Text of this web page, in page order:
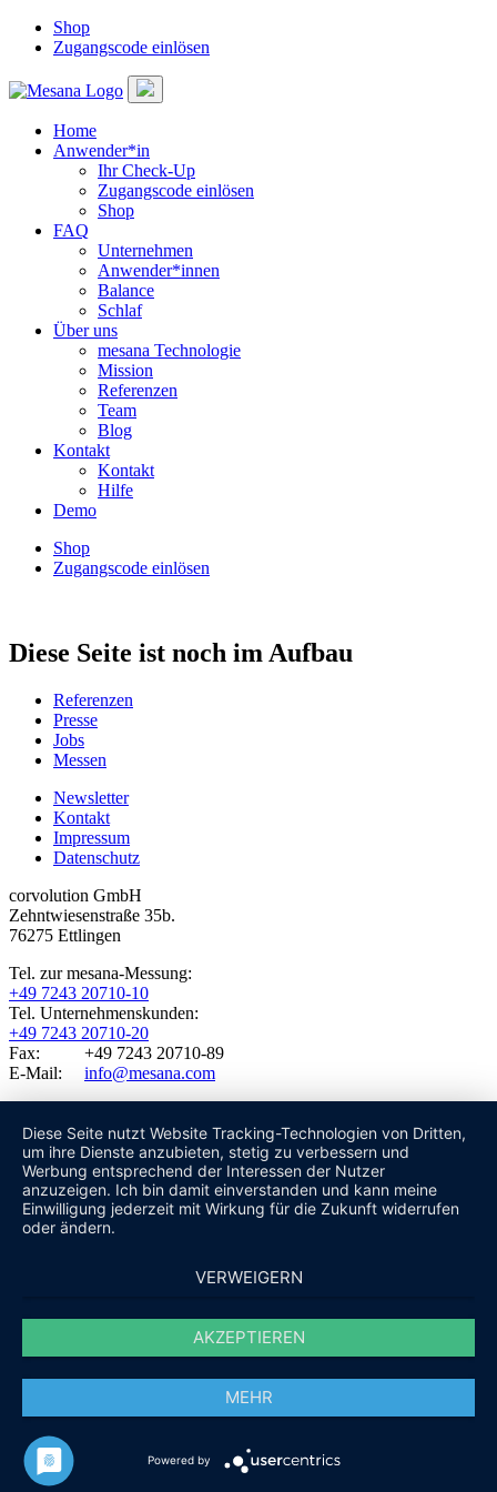
Shop
Zugangscode einlösen
Home
Anwender*in
Ihr Check-Up
Zugangscode einlösen
Shop
FAQ
Unternehmen
Anwender*innen
Balance
Schlaf
Über uns
mesana Technologie
Mission
Referenzen
Team
Blog
Kontakt
Kontakt
Hilfe
Demo
Shop
Zugangscode einlösen
Diese Seite ist noch im Aufbau
Referenzen
Presse
Jobs
Messen
Newsletter
Kontakt
Impressum
Datenschutz
corvolution GmbH
Zehntwiesenstraße 35b.
76275 Ettlingen
Tel. zur mesana-Messung:
+49 7243 20710-10
Tel. Unternehmenskunden:
+49 7243 20710-20
Fax: +49 7243 20710-89
E-Mail: info@mesana.com
Diese Seite nutzt Website Tracking-Technologien von Dritten,
um ihre Dienste anzubieten, stetig zu verbessern und
Werbung entsprechend der Interessen der Nutzer
anzuzeigen. Ich bin damit einverstanden und kann meine
Einwilligung jederzeit mit Wirkung für die Zukunft widerrufen
oder ändern.
VERWEIGERN
AKZEPTIEREN
MEHR
Powered by